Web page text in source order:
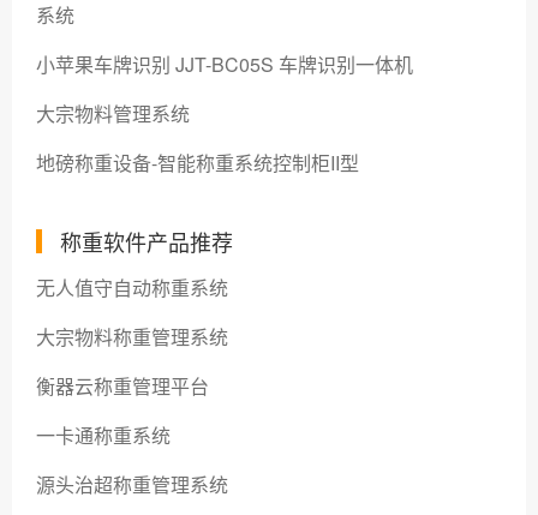
系统
小苹果车牌识别 JJT-BC05S 车牌识别一体机
大宗物料管理系统
地磅称重设备-智能称重系统控制柜II型
称重软件产品推荐
无人值守自动称重系统
大宗物料称重管理系统
衡器云称重管理平台
一卡通称重系统
源头治超称重管理系统